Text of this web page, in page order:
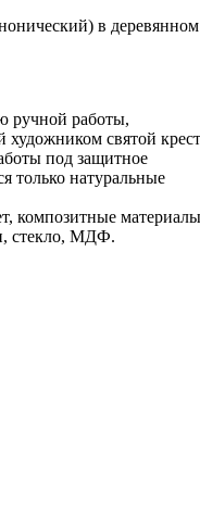
в деревянном
ручной работы,
художником святой крест
под защитное
только натуральные
композитные материалы
стекло, МДФ.